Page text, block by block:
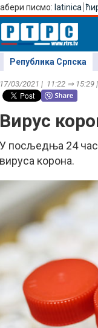
писмо: latinica
Република Српска
17/03/2021 | 11:22 ⇒ 15:29
Вирус
У посљедња 24
вируса корона.